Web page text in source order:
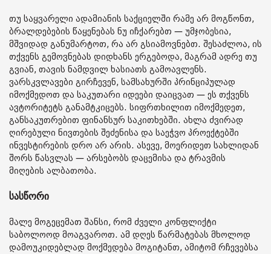
თუ საყვარელი ადამიანის საქციელში რამე არ მოგწონთ,
ბრალდებების წაყენებას ნუ იჩქარებთ — უმჯობესია,
მშვიდად განუმარტოთ, რა არ გსიამოვნებთ. შესაძლოა, ის
თქვენს გემოვნებას დიდხანს ერგებოდა, მაგრამ ადრე თუ
გვიან, თავის ნამდვილ ხასიათს გამოავლენს.
ვარსკვლავები გირჩევენ, სამსახურში პრინციპულად
იმოქმედოთ და საკუთარი იდეები დაიცვათ — ეს თქვენს
ავტორიტეტს განამტკიცებს. სიფრთხილით იმოქმედეთ,
განსაკუთრებით ფინანსურ საკითხებში. ახლა ძვირად
ღირებული ნივთების შეძენისა და საეჭვო პროექტებში
ინვესტირების დრო არ არის. ასევე, მოერიდეთ სახლიდან
შორს წასვლას — არსებობს დაცემისა და ტრავმის
მიღების ალბათობა.
სასწორი
მალე მოგეცემათ შანსი, რომ ძველი კონფლიქტი
საბოლოოდ მოაგვაროთ. ამ დღეს წარმატებას მხოლოდ
დამოუკიდებლად მოქმედება მოგიტანთ, ამიტომ რჩევებსა